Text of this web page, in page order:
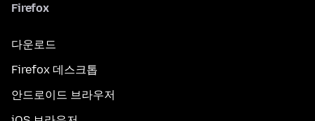
Firefox
다운로드
Firefox 데스크톱
안드로이드 브라우저